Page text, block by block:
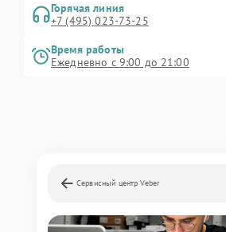
Горячая линия
+7 (495) 023-73-25
Время работы
Ежедневно с 9:00 до 21:00
Сервисный центр Veber